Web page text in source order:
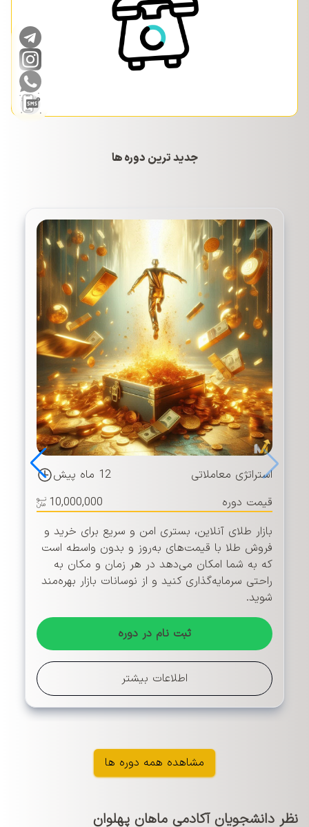
جدید ترین دوره ها
استراتژی معاملاتی
12 ماه پیش
قیمت دوره
10,000,000
بازار طلای آنلاین، بستری امن و سریع برای خرید و
فروش طلا با قیمت‌های به‌روز و بدون واسطه است
که به شما امکان می‌دهد در هر زمان و مکان به
راحتی سرمایه‌گذاری کنید و از نوسانات بازار بهره‌مند
شوید.
ثبت نام در دوره
اطلاعات بیشتر
مشاهده همه دوره ها
نظر دانشجویان آکادمی ماهان پهلوان